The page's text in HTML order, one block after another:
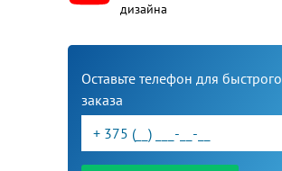
дизайна
Оставьте телефон для быстрого
заказа